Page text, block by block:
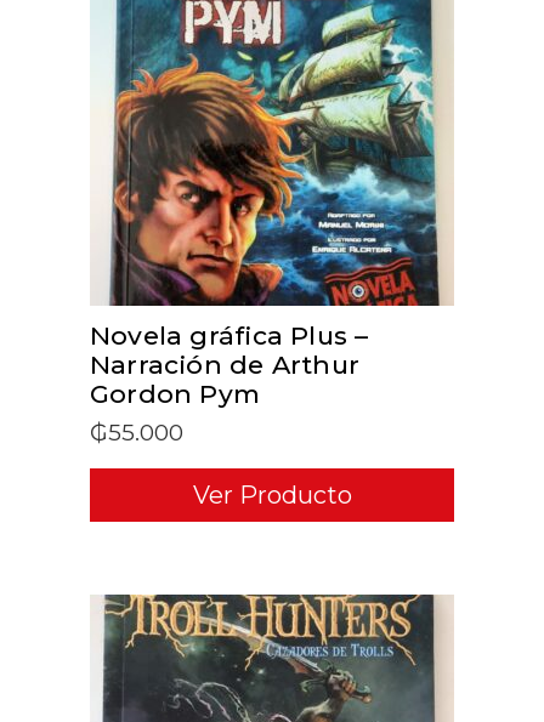
ADD TO CART
Novela gráfica Plus –
Narración de Arthur
Gordon Pym
₲55.000
Ver Producto